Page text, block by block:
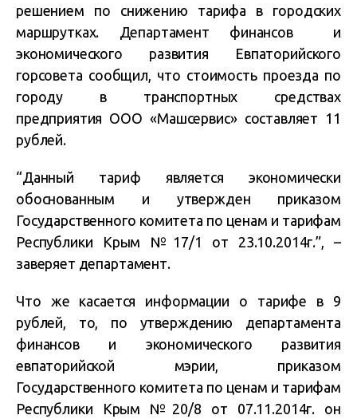
решением по снижению тарифа в городских
маршрутках. Департамент финансов и
экономического развития Евпаторийского
горсовета сообщил, что стоимость проезда по
городу в транспортных средствах
предприятия ООО «Машсервис» составляет 11
рублей.
“Данный тариф является экономически
обоснованным и утвержден приказом
Государственного комитета по ценам и тарифам
Республики Крым №17/1 от 23.10.2014г.”, –
заверяет департамент.
Что же касается информации о тарифе в 9
рублей, то, по утверждению департамента
финансов и экономического развития
евпаторийской мэрии, приказом
Государственного комитета по ценам и тарифам
Республики Крым №20/8 от 07.11.2014г. он